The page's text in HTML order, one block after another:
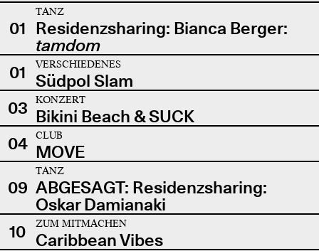
01
TANZ
Residenzsharing: Bianca Berger:
tamdom
01
VERSCHIEDENES
Südpol Slam
03
KONZERT
Bikini Beach & SUCK
04
CLUB
MOVE
09
TANZ
ABGESAGT: Residenzsharing:
Oskar Damianaki
10
ZUM MITMACHEN
Caribbean Vibes